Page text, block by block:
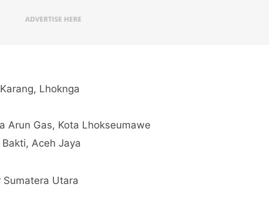
Lhoknga
Arun Gas, Kota Lhokseumawe
Aceh Jaya
Sumatera Utara